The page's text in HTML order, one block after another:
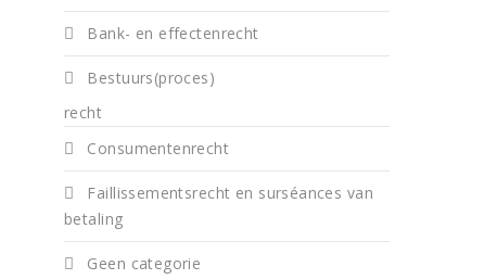
Bank- en effectenrecht
Bestuurs(proces)
recht
Consumentenrecht
Faillissementsrecht en surséances van
betaling
Geen categorie